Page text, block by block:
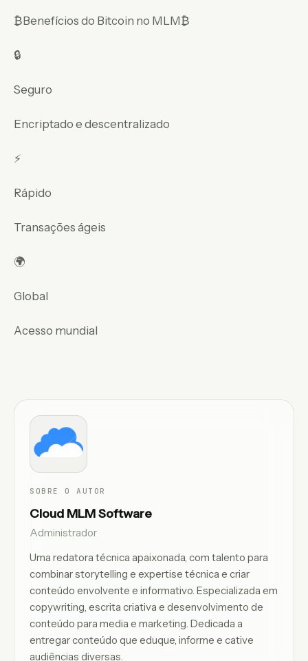
₿Benefícios do Bitcoin no MLM₿
🔒
Seguro
Encriptado e descentralizado
⚡
Rápido
Transações ágeis
🌍
Global
Acesso mundial
SOBRE O AUTOR
Cloud MLM Software
Administrador
Uma redatora técnica apaixonada, com talento para
combinar storytelling e expertise técnica e criar
conteúdo envolvente e informativo. Especializada em
copywriting, escrita criativa e desenvolvimento de
conteúdo para media e marketing. Dedicada a
entregar conteúdo que eduque, informe e cative
audiências diversas.